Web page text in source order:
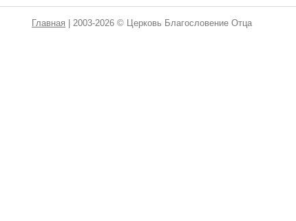
Главная | 2003-2026 © Церковь Благословение Отца